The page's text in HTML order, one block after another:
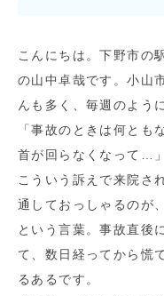
こんにちは。下野市の
の山中卓哉です。小山
んも多く、毎週のよう
「事故のときは何とも
首が回らなくなって…」
こういう訴えで来院さ
通しておっしゃるのが
という言葉。事故直後
て、数日経ってから慌
るあるです。